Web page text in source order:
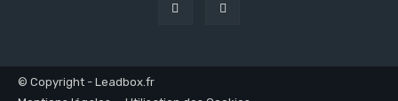
© Copyright - Leadbox.fr